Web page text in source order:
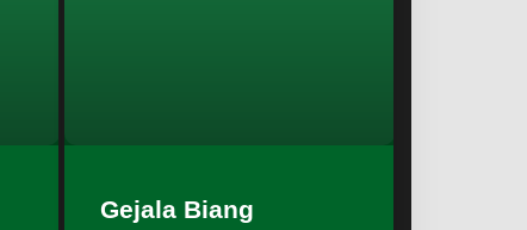
Gejala Biang